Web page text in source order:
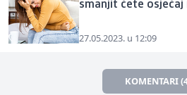
smanjit ćete
27.05.2023. u 12:09
KOMENTARI